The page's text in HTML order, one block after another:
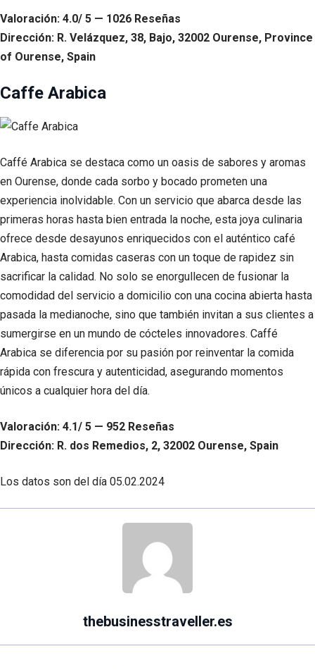
Valoración: 4.0/ 5 — 1026 Reseñas
Dirección: R. Velázquez, 38, Bajo, 32002 Ourense, Province
of Ourense, Spain
Caffe Arabica
Caffé Arabica se destaca como un oasis de sabores y aromas
en Ourense, donde cada sorbo y bocado prometen una
experiencia inolvidable. Con un servicio que abarca desde las
primeras horas hasta bien entrada la noche, esta joya culinaria
ofrece desde desayunos enriquecidos con el auténtico café
Arabica, hasta comidas caseras con un toque de rapidez sin
sacrificar la calidad. No solo se enorgullecen de fusionar la
comodidad del servicio a domicilio con una cocina abierta hasta
pasada la medianoche, sino que también invitan a sus clientes a
sumergirse en un mundo de cócteles innovadores. Caffé
Arabica se diferencia por su pasión por reinventar la comida
rápida con frescura y autenticidad, asegurando momentos
únicos a cualquier hora del día.
Valoración: 4.1/ 5 — 952 Reseñas
Dirección: R. dos Remedios, 2, 32002 Ourense, Spain
Los datos son del día 05.02.2024
thebusinesstraveller.es